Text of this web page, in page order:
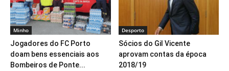
Minho
Jogadores do FC Porto
doam bens essenciais aos
Bombeiros de Ponte...
Desporto
Sócios do Gil Vicente
aprovam contas da época
2018/19